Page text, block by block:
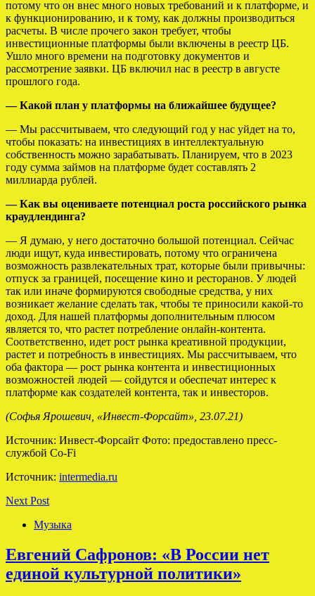
потому что он внес много новых требований и к платформе, и
к функционированию, и к тому, как должны производиться
расчеты. В числе прочего закон требует, чтобы
инвестиционные платформы были включены в реестр ЦБ.
Ушло много времени на подготовку документов и
рассмотрение заявки. ЦБ включил нас в реестр в августе
прошлого года.
— Какой план у платформы на ближайшее будущее?
–– Мы рассчитываем, что следующий год у нас уйдет на то,
чтобы показать: на инвестициях в интеллектуальную
собственность можно зарабатывать. Планируем, что в 2023
году сумма займов на платформе будет составлять 2
миллиарда рублей.
— Как вы оцениваете потенциал роста российского рынка
краудлендинга?
— Я думаю, у него достаточно большой потенциал. Сейчас
люди ищут, куда инвестировать, потому что ограничена
возможность развлекательных трат, которые были привычны:
отпуск за границей, посещение кино и ресторанов. У людей
так или иначе формируются свободные средства, у них
возникает желание сделать так, чтобы те приносили какой-то
доход. Для нашей платформы дополнительным плюсом
является то, что растет потребление онлайн-контента.
Соответственно, идет рост рынка креативной продукции,
растет и потребность в инвестициях. Мы рассчитываем, что
оба фактора — рост рынка контента и инвестиционных
возможностей людей — сойдутся и обеспечат интерес к
платформе как создателей контента, так и инвесторов.
(Софья Ярошевич, «Инвест-Форсайт», 23.07.21)
Источник: Инвест-Форсайт Фото: предоставлено пресс-
службой Co-Fi
Источник: intermedia.ru
Next Post
Музыка
Евгений Сафронов: «В России нет
единой культурной политики»